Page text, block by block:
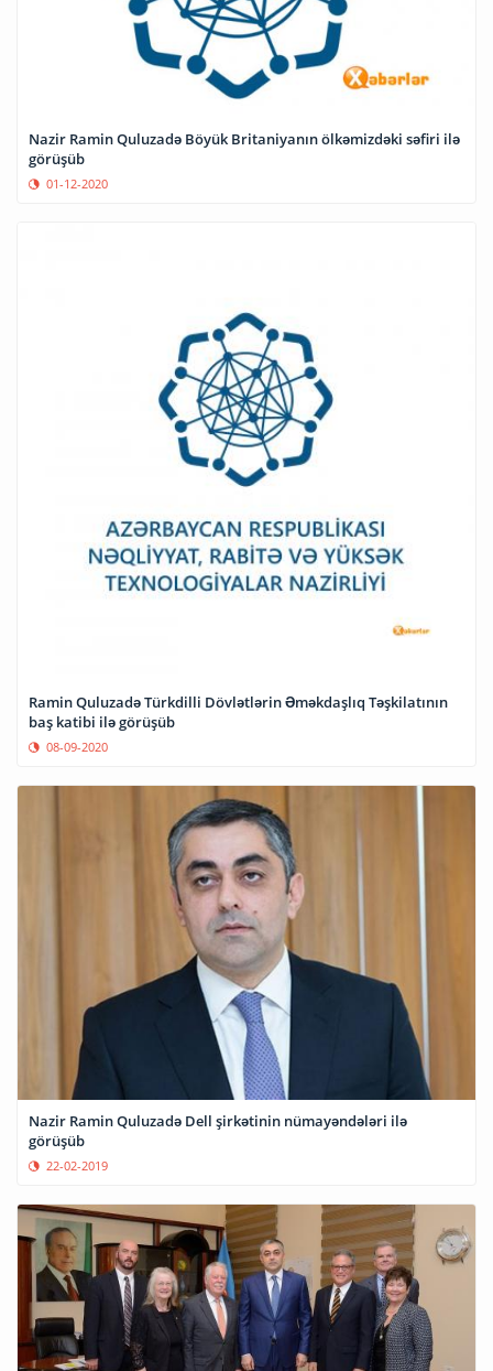
Nazir Ramin Quluzadə Böyük Britaniyanın ölkəmizdəki səfiri ilə
görüşüb
01-12-2020
Ramin Quluzadə Türkdilli Dövlətlərin Əməkdaşlıq Təşkilatının
baş katibi ilə görüşüb
08-09-2020
Nazir Ramin Quluzadə Dell şirkətinin nümayəndələri ilə
görüşüb
22-02-2019